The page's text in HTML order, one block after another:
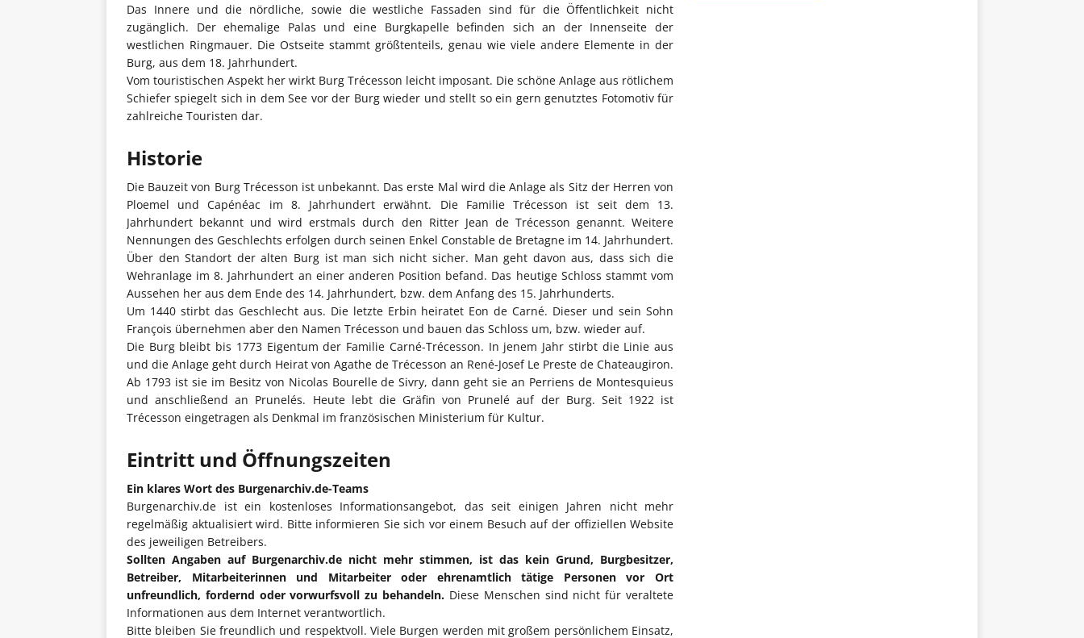
Das Innere und die nördliche, sowie die westliche Fassaden sind für die Öffentlichkeit nicht
zugänglich. Der ehemalige Palas und eine Burgkapelle befinden sich an der Innenseite der
westlichen Ringmauer. Die Ostseite stammt größtenteils, genau wie viele andere Elemente in der
Burg, aus dem 18. Jahrhundert.
Vom touristischen Aspekt her wirkt Burg Trécesson leicht imposant. Die schöne Anlage aus rötlichem
Schiefer spiegelt sich in dem See vor der Burg wieder und stellt so ein gern genutztes Fotomotiv für
zahlreiche Touristen dar.
Historie
Die Bauzeit von Burg Trécesson ist unbekannt. Das erste Mal wird die Anlage als Sitz der Herren von
Ploemel und Capénéac im 8. Jahrhundert erwähnt. Die Familie Trécesson ist seit dem 13.
Jahrhundert bekannt und wird erstmals durch den Ritter Jean de Trécesson genannt. Weitere
Nennungen des Geschlechts erfolgen durch seinen Enkel Constable de Bretagne im 14. Jahrhundert.
Über den Standort der alten Burg ist man sich nicht sicher. Man geht davon aus, dass sich die
Wehranlage im 8. Jahrhundert an einer anderen Position befand. Das heutige Schloss stammt vom
Aussehen her aus dem Ende des 14. Jahrhundert, bzw. dem Anfang des 15. Jahrhunderts.
Um 1440 stirbt das Geschlecht aus. Die letzte Erbin heiratet Eon de Carné. Dieser und sein Sohn
François übernehmen aber den Namen Trécesson und bauen das Schloss um, bzw. wieder auf.
Die Burg bleibt bis 1773 Eigentum der Familie Carné-Trécesson. In jenem Jahr stirbt die Linie aus
und die Anlage geht durch Heirat von Agathe de Trécesson an René-Josef Le Preste de Chateaugiron.
Ab 1793 ist sie im Besitz von Nicolas Bourelle de Sivry, dann geht sie an Perriens de Montesquieus
und anschließend an Prunelés. Heute lebt die Gräfin von Prunelé auf der Burg. Seit 1922 ist
Trécesson eingetragen als Denkmal im französischen Ministerium für Kultur.
Eintritt und Öffnungszeiten
Ein klares Wort des Burgenarchiv.de-Teams
Burgenarchiv.de ist ein kostenloses Informationsangebot, das seit einigen Jahren nicht mehr
regelmäßig aktualisiert wird. Bitte informieren Sie sich vor einem Besuch auf der offiziellen Website
des jeweiligen Betreibers.
Sollten Angaben auf Burgenarchiv.de nicht mehr stimmen, ist das kein Grund, Burgbesitzer,
Betreiber, Mitarbeiterinnen und Mitarbeiter oder ehrenamtlich tätige Personen vor Ort
unfreundlich, fordernd oder vorwurfsvoll zu behandeln. Diese Menschen sind nicht für veraltete
Informationen aus dem Internet verantwortlich.
Bitte bleiben Sie freundlich und respektvoll. Viele Burgen werden mit großem persönlichem Einsatz,